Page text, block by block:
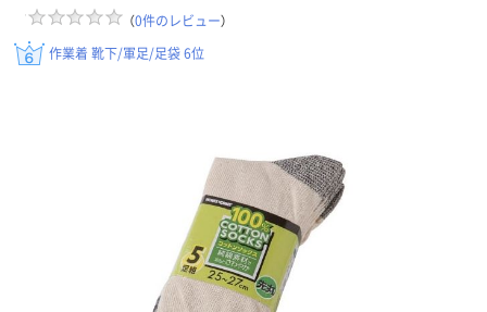
（0件のレビュー）
作業着 靴下/軍足/足袋 6位